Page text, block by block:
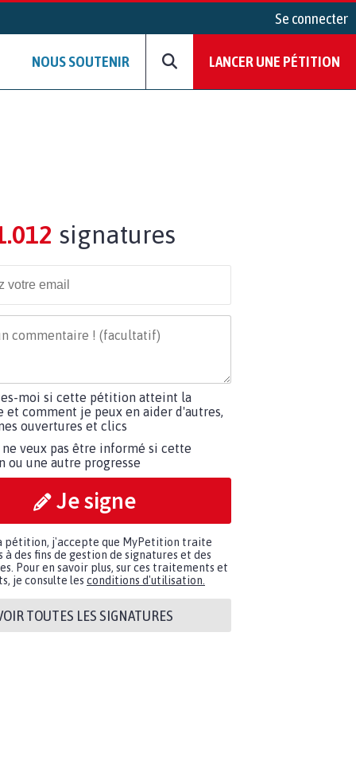
Se connecter
NOUS SOUTENIR LANCER UNE PÉTITION
signatures
moi si cette pétition atteint la
et comment je peux en aider d'autres,
ouvertures et clics
ne veux pas être informé si cette
ou une autre progresse
Je signe
pétition, j'accepte que MyPetition traite
à des fins de gestion de signatures et des
Pour en savoir plus, sur ces traitements et
je consulte les conditions d'utilisation.
TOUTES LES SIGNATURES